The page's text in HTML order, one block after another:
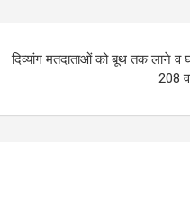
दिव्यांग मतदाताओं को बूथ तक लाने
208